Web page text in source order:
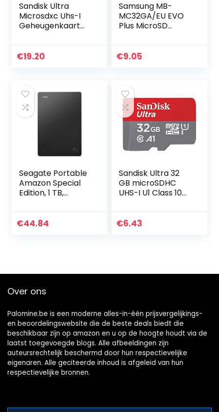
Sandisk Ultra
Microsdxc Uhs-I
Geheugenkaart
Tablets,
€19.20
Samsung MB-
MC32GA/EU EVO
Plus MicroSD
32GB, Rood/Wit
€9.05
Seagate Portable
Amazon Special
Edition, 1 TB,
Schijf, Zwart, 2,5″,
€44.84
Sandisk Ultra 32
GB microSDHC
UHS-I U1 Class 10
120 MB/s
€6.43
Over ons
Palomine.be is een moderne alles-in-één prijsvergelijkings-
en beoordelingswebsite die de beste deals biedt die
beschikbaar zijn op amazon en u op de hoogte houdt via de
laatst toegevoegde blogs. Alle afbeeldingen zijn
auteursrechtelijk beschermd door hun respectievelijke
eigenaren. Alle geciteerde inhoud is afgeleid van hun
respectievelijke bronnen.